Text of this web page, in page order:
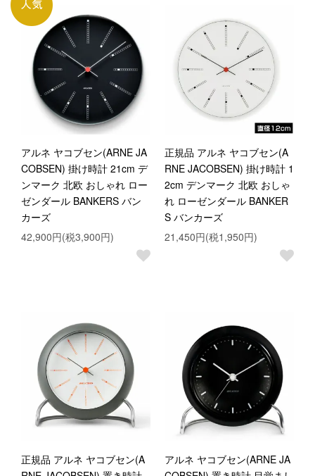
アルネ ヤコブセン(ARNE JA
COBSEN) 掛け時計 21cm デ
ンマーク 北欧 おしゃれ ロー
ゼンダール BANKERS バン
カーズ
42,900円(税3,900円)
正規品 アルネ ヤコブセン(A
RNE JACOBSEN) 掛け時計 1
2cm デンマーク 北欧 おしゃ
れ ローゼンダール BANKER
S バンカーズ
21,450円(税1,950円)
正規品 アルネ ヤコブセン(A
アルネ ヤコブセン(ARNE JA